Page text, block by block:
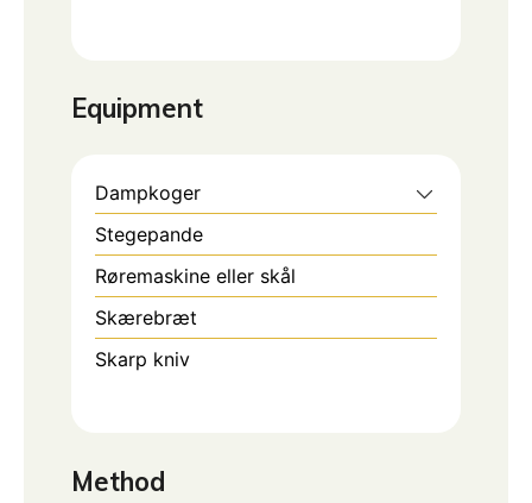
Equipment
Dampkoger
Stegepande
Røremaskine eller skål
Skærebræt
Skarp kniv
Method